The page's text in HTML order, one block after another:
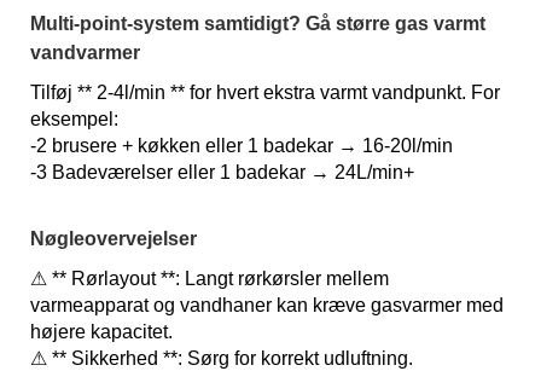
Multi-point-system samtidigt? Gå større gas varmt
vandvarmer
Tilføj ** 2-4l/min ** for hvert ekstra varmt vandpunkt. For
eksempel:
-2 brusere + køkken eller 1 badekar → 16-20l/min
-3 Badeværelser eller 1 badekar → 24L/min+
Nøgleovervejelser
⚠ ** Rørlayout **: Langt rørkørsler mellem
varmeapparat og vandhaner kan kræve gasvarmer med
højere kapacitet.
⚠ ** Sikkerhed **: Sørg for korrekt udluftning.